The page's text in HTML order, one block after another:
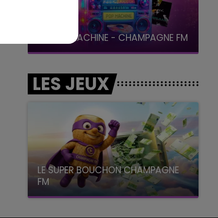
LA POP MACHINE - CHAMPAGNE FM
LES JEUX
LE SUPER BOUCHON CHAMPAGNE
FM
avec La Famille Champagne FM, à 8H10